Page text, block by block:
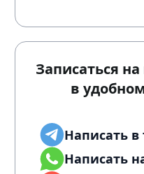
Записаться
в
Написать в
Написать